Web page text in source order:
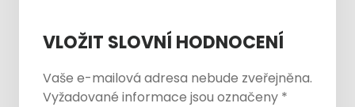
VLOŽIT SLOVNÍ HODNOCENÍ
Vaše e-mailová adresa nebude zveřejněna.
Vyžadované informace jsou označeny *